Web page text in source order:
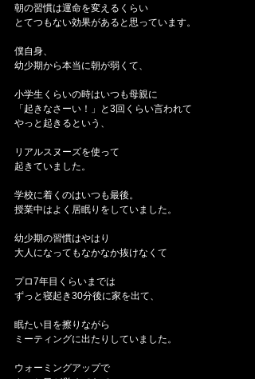
朝の習慣は運命を変えるくらい
とてつもない効果があると思っています。
僕自身、
幼少期から本当に朝が弱くて、
小学生くらいの時はいつも母親に
「起きなさーい！」と3回くらい言われて
やっと起きるという、
リアルスヌーズを使って
起きていました。
学校に着くのはいつも最後。
授業中はよく居眠りをしていました。
幼少期の習慣はやはり
大人になってもなかなか抜けなくて
プロ7年目くらいまでは
ずっと寝起き30分後に家を出て、
眠たい目を擦りながら
ミーティングに出たりしていました。
ウォーミングアップで